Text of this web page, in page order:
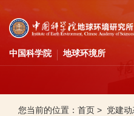
中国科学院 地球环境所
您当前的位置： 首页 > 党建动